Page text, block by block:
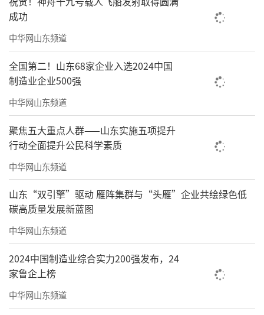
成功
中华网山东频道
全国第二！山东68家企业入选2024中国
制造业企业500强
中华网山东频道
聚焦五大重点人群——山东实施五项提升
行动全面提升公民科学素质
中华网山东频道
山东“双引擎”驱动 雁阵集群与“头雁”企业共绘绿色低
碳高质量发展新蓝图
中华网山东频道
2024中国制造业综合实力200强发布，24
家鲁企上榜
中华网山东频道